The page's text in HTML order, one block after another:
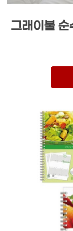
그래이불 순